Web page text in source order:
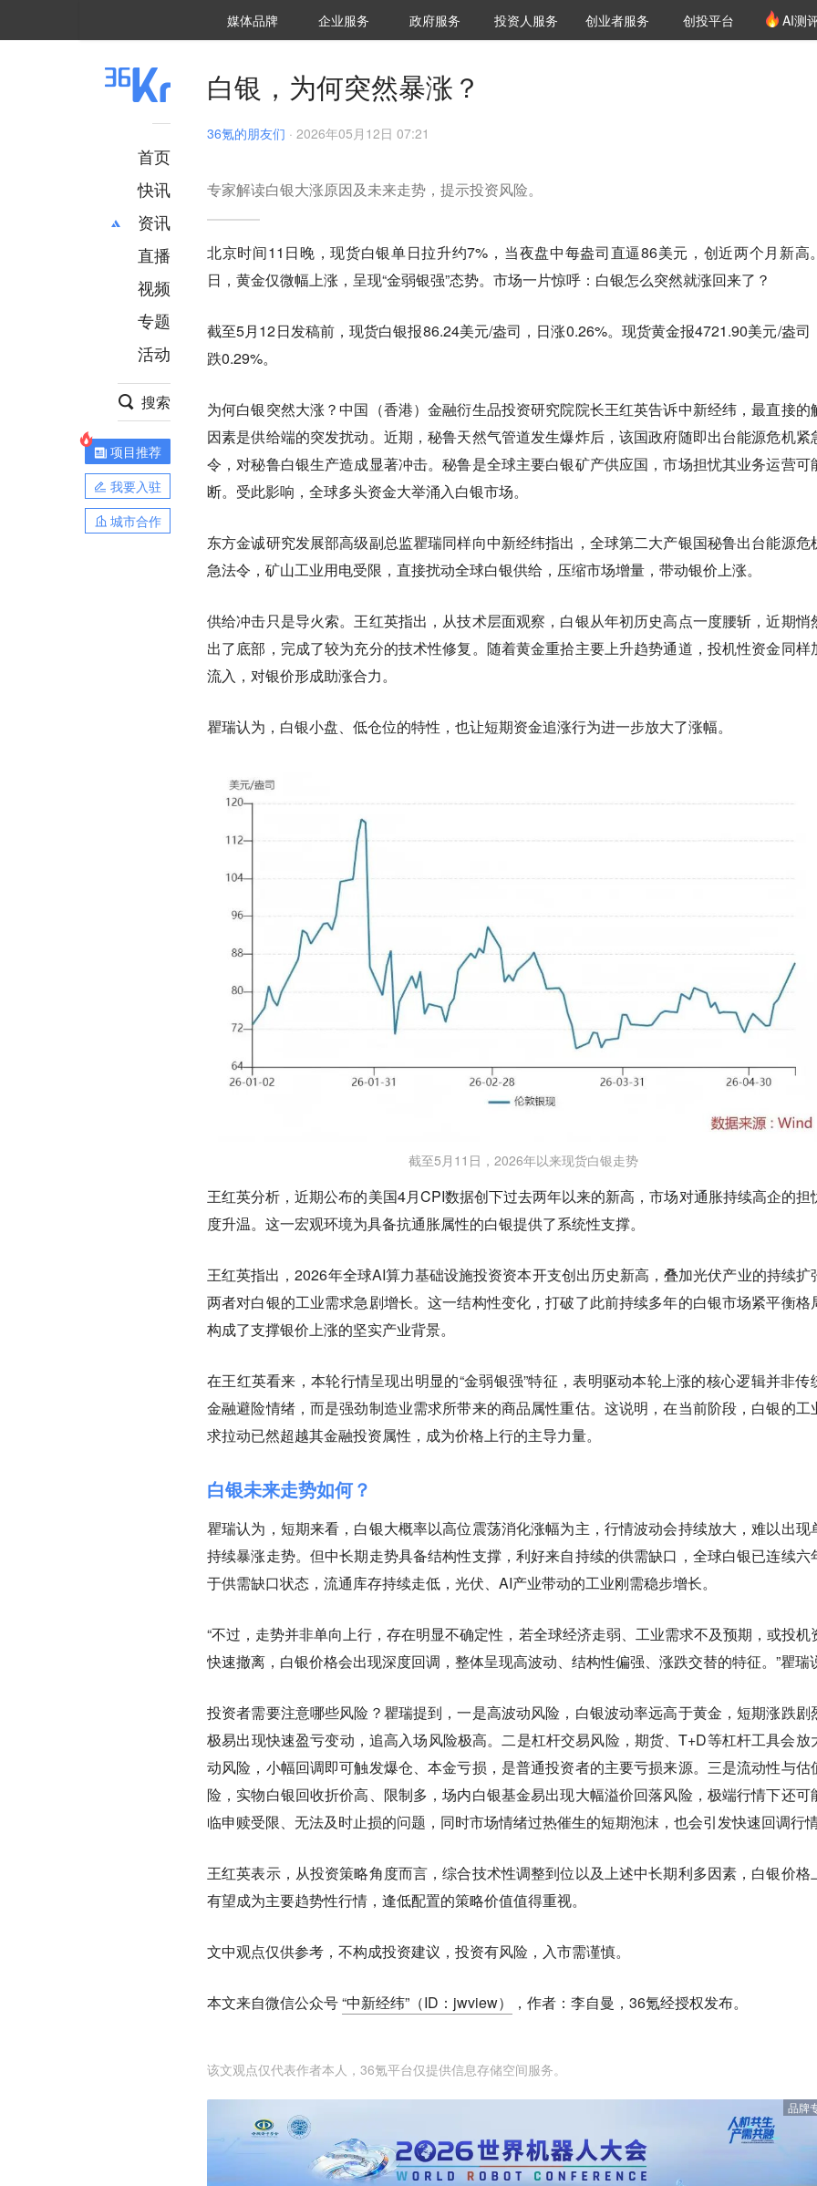
媒体品牌 36Kr研究院
企业服务 城市之窗
政府服务 VClub投资机构库
投资机构职位推介
投资人服务 创投氪堂
创业者服务 创投平台 AI测
首页
快讯
资讯
推荐
财经
项目推荐
安徽
直播
视频
专题
活动
搜索
项目推荐
我要入驻
城市合作
白银，为何突然暴涨？
36氪的朋友们 · 2026年05月12日 07:21
专家解读白银大涨原因及未来走势，提示投资风险。
北京时间11日晚，现货白银单日拉升约7%，当夜盘中每盎司直逼86美元，创近两个月新高
日，黄金仅微幅上涨，呈现“金弱银强”态势。市场一片惊呼：白银怎么突然就涨回来了？
截至5月12日发稿前，现货白银报86.24美元/盎司，日涨0.26%。现货黄金报4721.90美元/盎司
跌0.29%。
为何白银突然大涨？中国（香港）金融衍生品投资研究院院长王红英告诉中新经纬，最直接的
因素是供给端的突发扰动。 近期，秘鲁天然气管道发生爆炸后，该国政府随即出台能源危机紧
令，对秘鲁白银生产造成显著冲击。秘鲁是全球主要白银矿产供应国，市场担忧其业务运营可
断。受此影响，全球多头资金大举涌入白银市场。
东方金诚研究发展部高级副总监瞿瑞同样向中新经纬指出，全球第二大产银国秘鲁出台能源危
急法令，矿山工业用电受限，直接扰动全球白银供给，压缩市场增量，带动银价上涨。
供给冲击只是导火索。王红英指出，从技术层面观察，白银从年初历史高点一度腰斩，近期悄
出了底部，完成了较为充分的技术性修复。随着黄金重拾主要上升趋势通道，投机性资金同样
流入，对银价形成助涨合力。
瞿瑞认为，白银小盘、低仓位的特性，也让短期资金追涨行为进一步放大了涨幅。
截至5月11日，2026年以来现货白银走势
王红英分析，近期公布的美国4月CPI数据创下过去两年以来的新高，市场对通胀持续高企的担
度升温。这一宏观环境为具备抗通胀属性的白银提供了系统性支撑。
王红英指出，2026年全球AI算力基础设施投资资本开支创出历史新高，叠加光伏产业的持续扩
两者对白银的工业需求急剧增长。这一结构性变化，打破了此前持续多年的白银市场紧平衡格
构成了支撑银价上涨的坚实产业背景。
在王红英看来，本轮行情呈现出明显的“金弱银强”特征，表明驱动本轮上涨的核心逻辑并非传
金融避险情绪，而是强劲制造业需求所带来的商品属性重估。 这说明，在当前阶段，白银的工
求拉动已然超越其金融投资属性，成为价格上行的主导力量。
白银未来走势如何？
瞿瑞认为，短期来看，白银大概率以高位震荡消化涨幅为主，行情波动会持续放大，难以出现
持续暴涨走势。但中长期走势具备结构性支撑，利好来自持续的供需缺口，全球白银已连续六
于供需缺口状态，流通库存持续走低，光伏、AI产业带动的工业刚需稳步增长。
“不过，走势并非单向上行，存在明显不确定性，若全球经济走弱、工业需求不及预期，或投机
快速撤离，白银价格会出现深度回调，整体呈现高波动、结构性偏强、涨跌交替的特征。”瞿瑞
投资者需要注意哪些风险？瞿瑞提到，一是高波动风险，白银波动率远高于黄金，短期涨跌剧
极易出现快速盈亏变动，追高入场风险极高。二是杠杆交易风险，期货、T+D等杠杆工具会放
动风险，小幅回调即可触发爆仓、本金亏损，是普通投资者的主要亏损来源。三是流动性与估
险，实物白银回收折价高、限制多，场内白银基金易出现大幅溢价回落风险，极端行情下还可
临申赎受限、无法及时止损的问题，同时市场情绪过热催生的短期泡沫，也会引发快速回调行
王红英表示，从投资策略角度而言，综合技术性调整到位以及上述中长期利多因素，白银价格
有望成为主要趋势性行情，逢低配置的策略价值值得重视。
文中观点仅供参考，不构成投资建议，投资有风险，入市需谨慎。
本文来自微信公众号“中新经纬”（ID：jwview） ，作者：李自曼，36氪经授权发布。
该文观点仅代表作者本人，36氪平台仅提供信息存储空间服务。
品牌